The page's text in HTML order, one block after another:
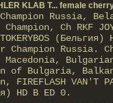
KLAB T... female
Russia,
Ch RKF
(Бельгия)
Champion Russia.
Macedonia,
of Bulgaria,
FIREFLASH VAN'T
HD B ED 0.